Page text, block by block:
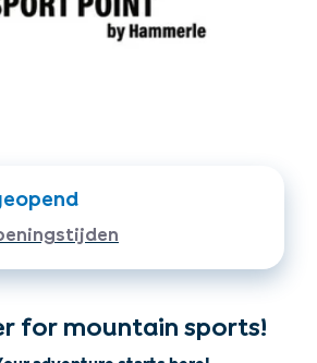
Ticket- &
for mountain sports!